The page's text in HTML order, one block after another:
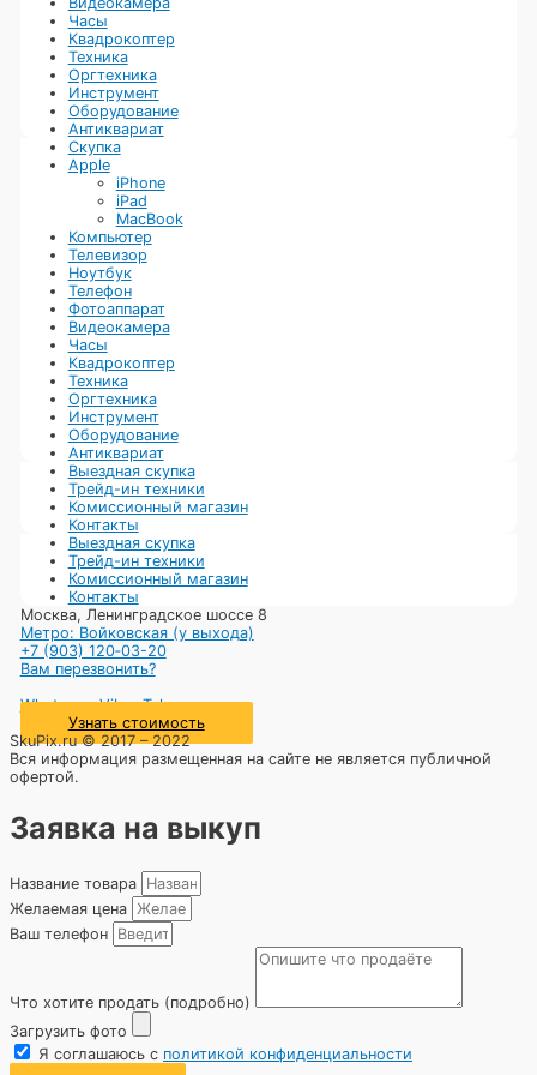
Часы
Квадрокоптер
Техника
Оргтехника
Инструмент
Оборудование
Антиквариат
Скупка
Apple
iPhone
iPad
MacBook
Компьютер
Телевизор
Ноутбук
Телефон
Фотоаппарат
Видеокамера
Часы
Квадрокоптер
Техника
Оргтехника
Инструмент
Оборудование
Антиквариат
Выездная скупка
Трейд-ин техники
Комиссионный магазин
Контакты
Выездная скупка
Трейд-ин техники
Комиссионный магазин
Контакты
Москва, Ленинградское шоссе 8
Метро: Войковская (у выхода)
+7 (903) 120‑03-20
Вам перезвонить?
Whatsapp Viber Telegram
Узнать стоимость
SkuPix.ru © 2017 – 2022
Вся информация размещенная на сайте не является публичной
офертой.
Заявка на выкуп
Название товара
Желаемая цена
Ваш телефон
Что хотите продать (подробно)
Загрузить фото
Я соглашаюсь с политикой конфиденциальности